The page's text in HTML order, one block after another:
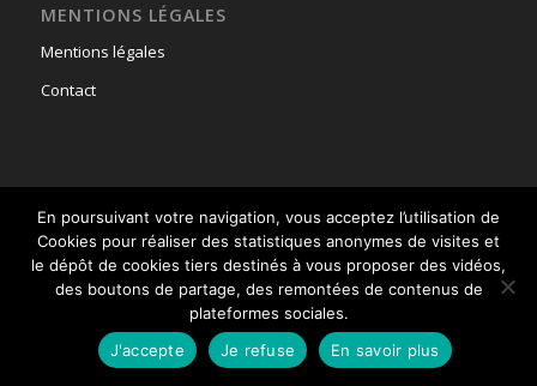
MENTIONS LÉGALES
Mentions légales
Contact
© Copyright - Union Nationale des Parachutistes -powered by Enfold
WordPress Theme
En poursuivant votre navigation, vous acceptez l’utilisation de
Cookies pour réaliser des statistiques anonymes de visites et
le dépôt de cookies tiers destinés à vous proposer des vidéos,
des boutons de partage, des remontées de contenus de
plateformes sociales.
J'accepte
Je refuse En savoir plus